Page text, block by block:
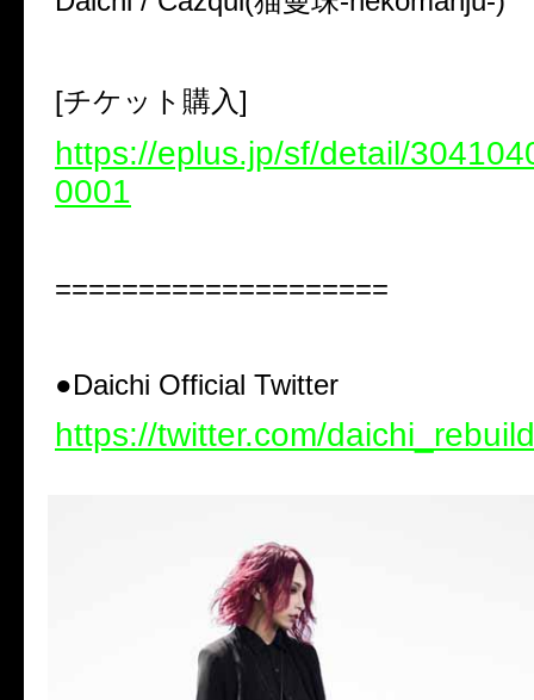
[チケット購入]
https://eplus.jp/sf/detail/
0001
====================
●Daichi Official Twitter
https://twitter.com/daichi_rebuild